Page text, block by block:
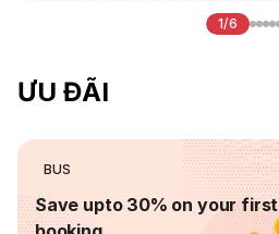
1/6
ƯU ĐÃI
BUS
Save upto 30% on your first